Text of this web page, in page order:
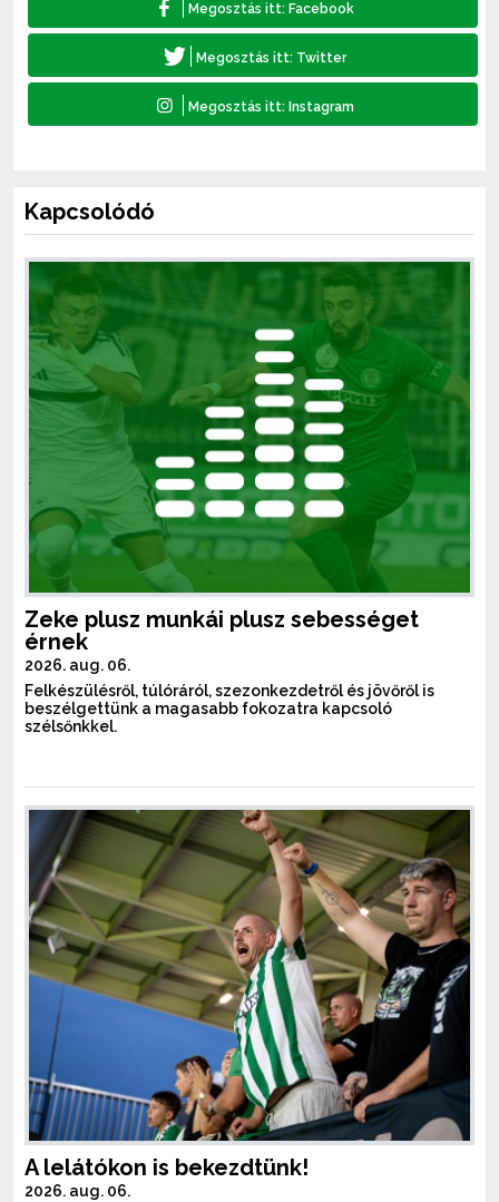
Kapcsolódó
Zeke plusz munkái plusz sebességet
érnek
2026. aug. 06.
Felkészülésről, túlóráról, szezonkezdetről és jövőről is
beszélgettünk a magasabb fokozatra kapcsoló
szélsőnkkel.
A lelátókon is bekezdtünk!
2026. aug. 06.